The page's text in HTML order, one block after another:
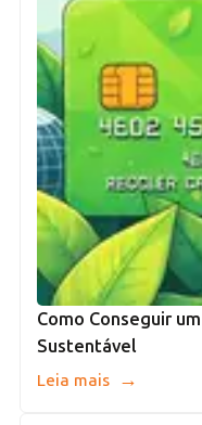
Como Conseguir
Sustentável
Leia mais →